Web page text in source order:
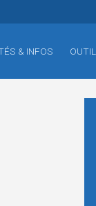
& INFOS